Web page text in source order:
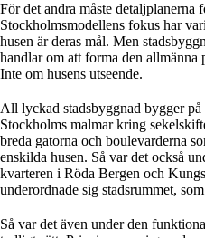
För det andra måste detaljplanerna
Stockholmsmodellens fokus har
husen är deras mål. Men
handlar om att forma den allmänna
Inte om husens utseende.
All lyckad stadsbyggnad bygger
Stockholms malmar kring
breda gatorna och boulevarderna
enskilda husen. Så var det också
kvarteren i Röda Bergen och
underordnade sig stadsrummet,
Så var det även under den